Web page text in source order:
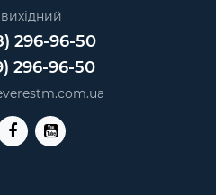
296-96-50
296-96-50